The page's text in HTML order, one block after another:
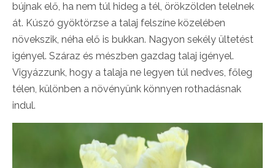
bújnak elő, ha nem túl hideg a tél, örökzölden telelnek
át. Kúszó gyöktörzse a talaj felszíne közelében
növekszik, néha elő is bukkan. Nagyon sekély ültetést
igényel. Száraz és mészben gazdag talaj igényel.
Vigyázzunk, hogy a talaja ne legyen túl nedves, főleg
télen, különben a növényünk könnyen rothadásnak
indul.